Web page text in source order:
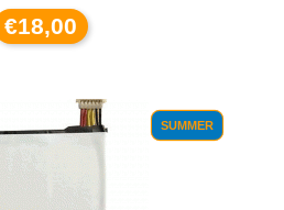
€18,00
SUMMER